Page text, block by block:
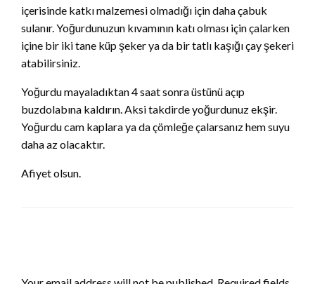
içerisinde katkı malzemesi olmadığı için daha çabuk
sulanır. Yoğurdunuzun kıvamının katı olması için çalarken
içine bir iki tane küp şeker ya da bir tatlı kaşığı çay şekeri
atabilirsiniz.
Yoğurdu mayaladıktan 4 saat sonra üstünü açıp
buzdolabına kaldırın. Aksi takdirde yoğurdunuz ekşir.
Yoğurdu cam kaplara ya da çömleğe çalarsanız hem suyu
daha az olacaktır.
Afiyet olsun.